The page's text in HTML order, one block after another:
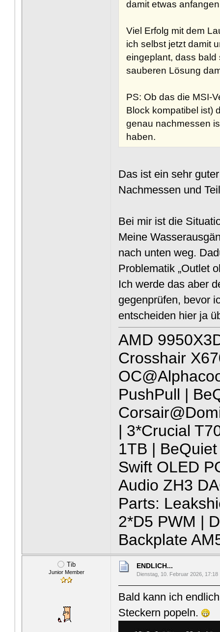
damit etwas
Viel Erfolg mit dem
ich selbst jetzt damit
eingeplant, dass
sauberen Lösung
PS: Ob das die MSI-
Block kompatibel ist)
genau nachmessen
haben.
Das ist ein sehr
Nachmessen und
Bei mir ist die
Meine
nach unten weg.
Problematik „Outlet
Ich werde das aber
gegenprüfen, bevor
entscheiden hier ja
AMD
Crosshair
PushPull |
| 3*Crucial
1TB |
Swift OLED
Audio ZH3
Parts:
2*D5 PWM |
Backplate
Tib
Junior Member
ENDLICH...
Dienstag, 10. Februar 2026, 17:18
Bald kann ich
Steckern popeln.